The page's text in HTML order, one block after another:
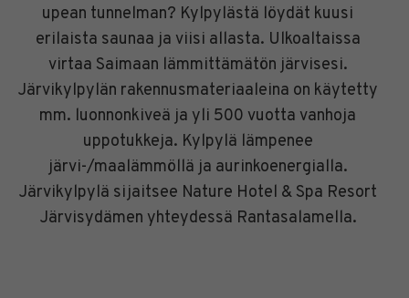
upean tunnelman? Kylpylästä löydät kuusi
erilaista saunaa ja viisi allasta. Ulkoaltaissa
virtaa Saimaan lämmittämätön järvisesi.
Järvikylpylän rakennusmateriaaleina on käytetty
mm. luonnonkiveä ja yli 500 vuotta vanhoja
uppotukkeja. Kylpylä lämpenee
järvi-/maalämmöllä ja aurinkoenergialla.
Järvikylpylä sijaitsee Nature Hotel & Spa Resort
Järvisydämen yhteydessä Rantasalamella.